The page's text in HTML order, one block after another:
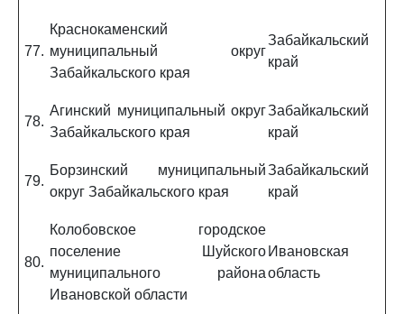
77.
Краснокаменский
муниципальный округ
Забайкальского края
Забайкальский
край
78.
Агинский муниципальный округ
Забайкальского края
Забайкальский
край
79.
Борзинский муниципальный
округ Забайкальского края
Забайкальский
край
80.
Колобовское городское
поселение Шуйского
муниципального района
Ивановской области
Ивановская
область